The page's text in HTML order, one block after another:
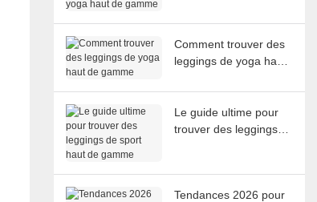
Comment trouver des
leggings de yoga haut
Le guide ultime pour
trouver des leggings
Tendances 2026 pour